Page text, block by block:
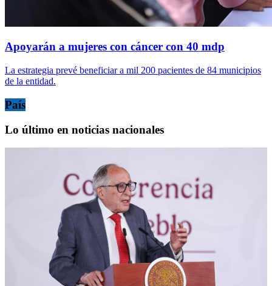
Apoyarán a mujeres con cáncer con 40 mdp
La estrategia prevé beneficiar a mil 200 pacientes de 84 municipios
de la entidad.
País
Lo último en noticias nacionales